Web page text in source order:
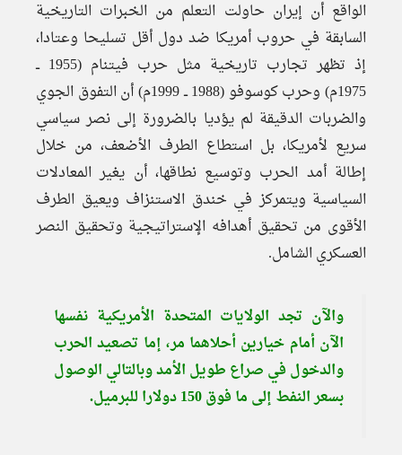
الواقع أن إيران حاولت التعلم من الخبرات التاريخية
السابقة في حروب أمريكا ضد دول أقل تسليحا وعتادا،
إذ تظهر تجارب تاريخية مثل حرب فيتنام (1955 ــ
1975م) وحرب كوسوفو (1988 ــ 1999م) أن التفوق الجوي
والضربات الدقيقة لم يؤديا بالضرورة إلى نصر سياسي
سريع لأمريكا، بل استطاع الطرف الأضعف، من خلال
إطالة أمد الحرب وتوسيع نطاقها، أن يغير المعادلات
السياسية ويتمركز في خندق الاستنزاف ويعيق الطرف
الأقوى من تحقيق أهدافه الإستراتيجية وتحقيق النصر
العسكري الشامل.
والآن تجد الولايات المتحدة الأمريكية نفسها
الآن أمام خيارين أحلاهما مر، إما تصعيد الحرب
والدخول في صراع طويل الأمد وبالتالي الوصول
بسعر النفط إلى ما فوق 150 دولارا للبرميل.